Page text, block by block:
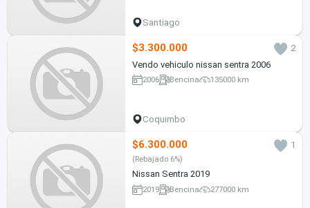
Santiago
$3.300.000
2
Vendo vehiculo nissan sentra 2006
2006 Bencina 135000 km
Coquimbo
$6.300.000 1
(Rebajado 6%)
Nissan Sentra 2019
2019 Bencina 277000 km